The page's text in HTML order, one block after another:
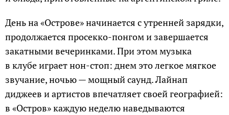
День на «Острове» начинается с утренней зарядки,
продолжается просекко-понгом и завершается
закатными вечеринками. При этом музыка
в клубе играет нон-стоп: днем это легкое мягкое
звучание, ночью — мощный саунд. Лайнап
диджеев и артистов впечатляет своей географией:
в «Остров» каждую неделю наведываются